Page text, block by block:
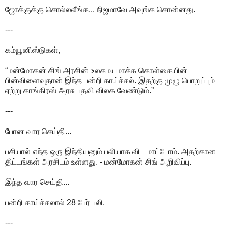
ஜோக்குக்கு சொல்லலீங்க... நிஜமாவே அவுங்க சொன்னது.
---
கம்யூனிஸ்டுகள்,
“மன்மோகன் சிங் அரசின் உலகமயமாக்க கொள்கையின்
பின்விளைவுதான் இந்த பன்றி காய்ச்சல். இதற்கு முழு பொறுப்பும்
ஏற்று காங்கிரஸ் அரசு பதவி விலக வேண்டும்.”
---
போன வார செய்தி...
பசியால் எந்த ஒரு இந்தியனும் பலியாக விட மாட்டோம். அதற்கான
திட்டங்கள் அரசிடம் உள்ளது. - மன்மோகன் சிங் அறிவிப்பு.
இந்த வார செய்தி...
பன்றி காய்ச்சலால் 28 பேர் பலி.
---